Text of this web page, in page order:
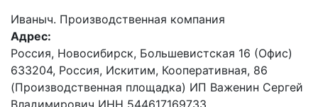
Иваныч. Производственная компания
Адрес:
Россия, Новосибирск, Большевистская 16 (Офис)
633204, Россия, Искитим, Кооперативная, 86
(Производственная площадка) ИП Важенин Сергей